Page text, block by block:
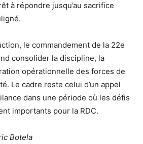
à répondre jusqu’au sacrifice
le commandement de la 22e
consolider la discipline, la
opérationnelle des forces de
Le cadre reste celui d’un appel
dans une période où les défis
importants pour la RDC.
Botela